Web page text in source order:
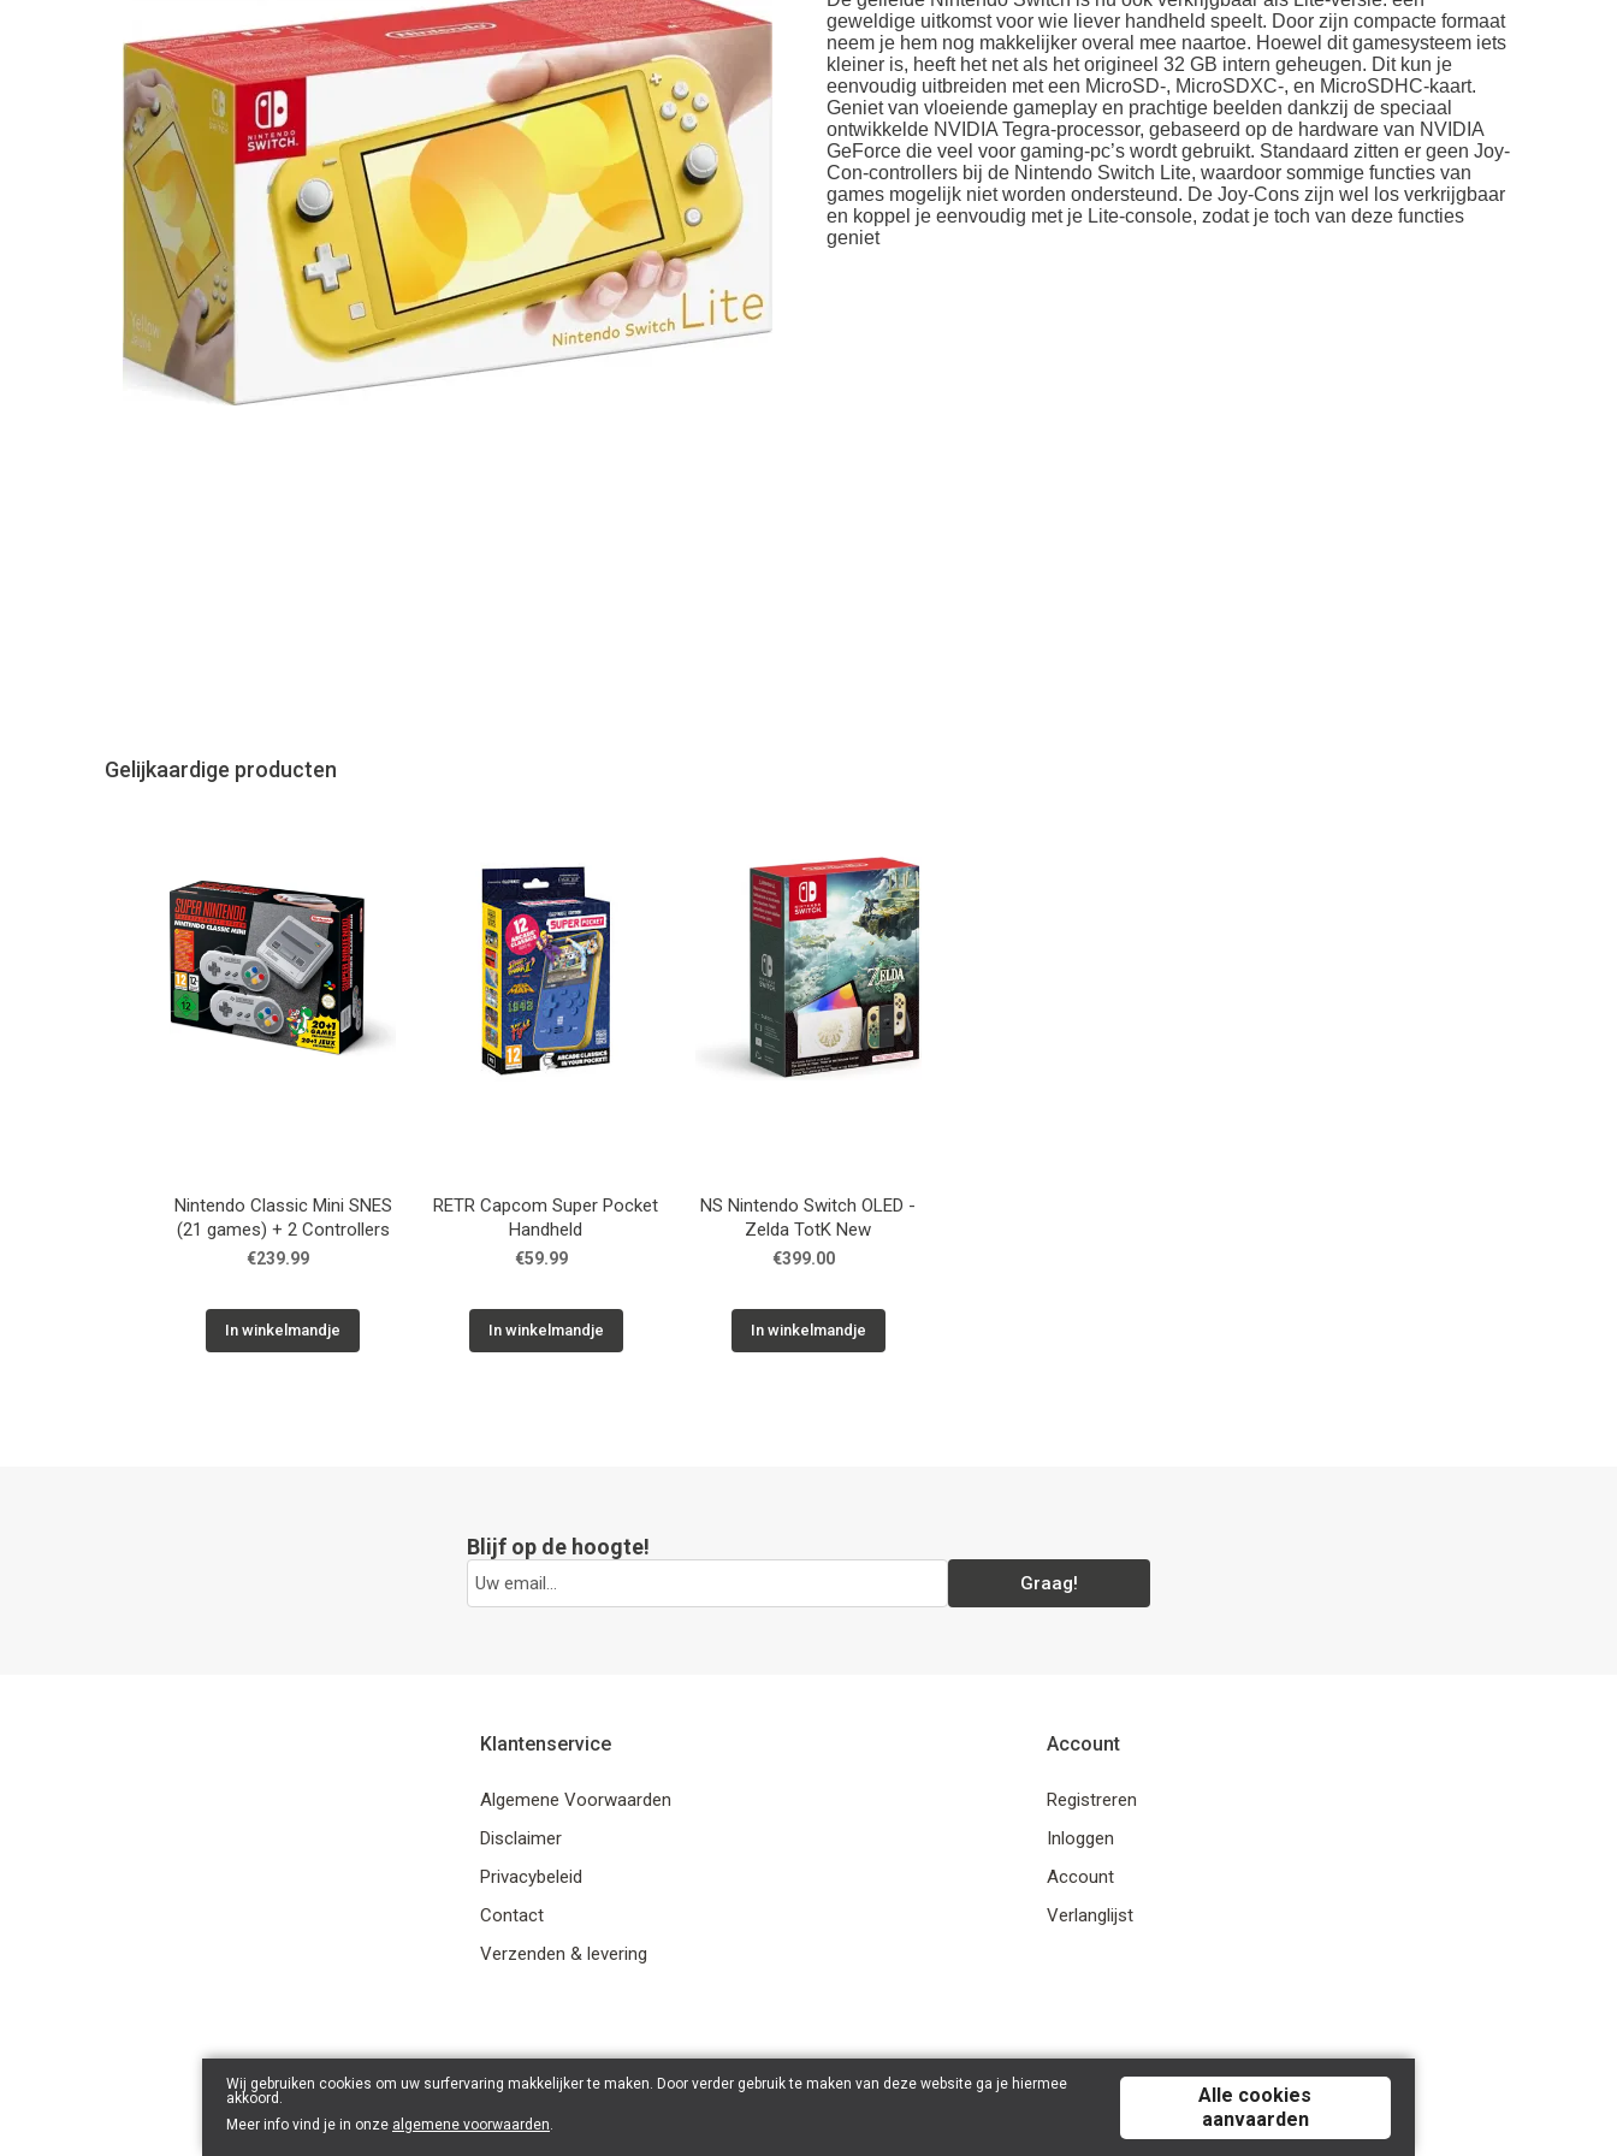
geweldige uitkomst voor wie liever handheld speelt. Door zijn compacte formaat
neem je hem nog makkelijker overal mee naartoe. Hoewel dit gamesysteem iets
kleiner is, heeft het net als het origineel 32 GB intern geheugen. Dit kun je
eenvoudig uitbreiden met een MicroSD-, MicroSDXC-, en MicroSDHC-kaart.
Geniet van vloeiende gameplay en prachtige beelden dankzij de speciaal
ontwikkelde NVIDIA Tegra-processor, gebaseerd op de hardware van NVIDIA
GeForce die veel voor gaming-pc’s wordt gebruikt. Standaard zitten er geen Joy-
Con-controllers bij de Nintendo Switch Lite, waardoor sommige functies van
games mogelijk niet worden ondersteund. De Joy-Cons zijn wel los verkrijgbaar
en koppel je eenvoudig met je Lite-console, zodat je toch van deze functies
geniet
Gelijkaardige producten
Nintendo Classic Mini SNES
(21 games) + 2 Controllers
€239.99
In winkelmandje
RETR Capcom Super Pocket
Handheld
€59.99
In winkelmandje
NS Nintendo Switch OLED -
Zelda TotK New
€399.00
In winkelmandje
Blijf op de hoogte!
Graag!
Klantenservice
Algemene Voorwaarden
Disclaimer
Privacybeleid
Contact
Verzenden & levering
Account
Registreren
Inloggen
Account
Verlanglijst
Wij gebruiken cookies om uw surfervaring makkelijker te maken. Door verder gebruik te maken van deze website ga je hiermee
akkoord.
Meer info vind je in onze algemene voorwaarden.
Alle cookies
aanvaarden